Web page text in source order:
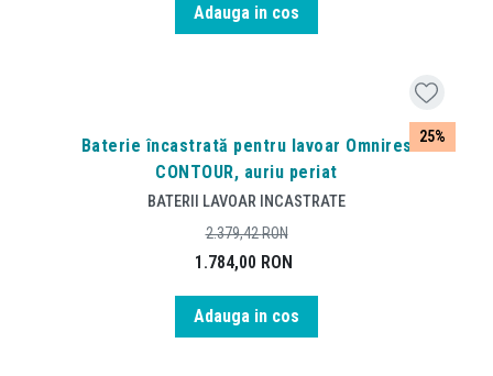
Adauga in cos
25%
Baterie încastrată pentru lavoar Omnires
CONTOUR, auriu periat
BATERII LAVOAR INCASTRATE
1.784,00 RON
2.379,42RON
Adauga in cos